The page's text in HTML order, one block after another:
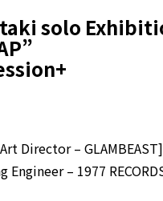
solo
Director – GLAMBEAST]
– 1977